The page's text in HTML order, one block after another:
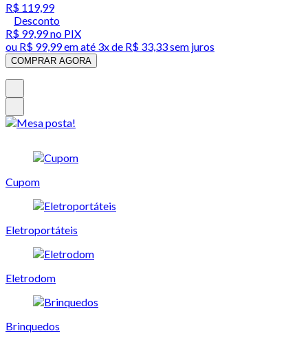
R$ 119,99
Desconto
R$ 99,99no PIX
ou R$ 99,99em até 3x de R$ 33,33 sem juros
COMPRAR AGORA
Cupom
Eletroportáteis
Eletrodom
Brinquedos